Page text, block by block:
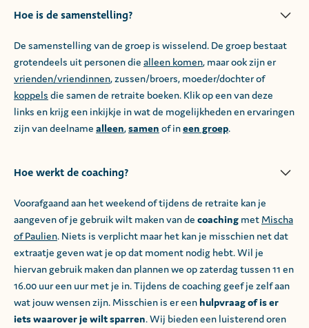
Hoe is de samenstelling?
De samenstelling van de groep is wisselend. De groep bestaat
grotendeels uit personen die alleen komen, maar ook zijn er
vrienden/vriendinnen, zussen/broers, moeder/dochter of
koppels die samen de retraite boeken. Klik op een van deze
links en krijg een inkijkje in wat de mogelijkheden en ervaringen
zijn van deelname alleen,samen of ineen groep.
Hoe werkt de coaching?
Voorafgaand aan het weekend of tijdens de retraite kan je
aangeven of je gebruik wilt maken van de coaching met Mischa
of Paulien. Niets is verplicht maar het kan je misschien net dat
extraatje geven wat je op dat moment nodig hebt. Wil je
hiervan gebruik maken dan plannen we op zaterdag tussen 11 en
16.00 uur een uur met je in. Tijdens de coaching geef je zelf aan
wat jouw wensen zijn. Misschien is er een hulpvraag of is er
iets waarover je wilt sparren. Wij bieden een luisterend oren